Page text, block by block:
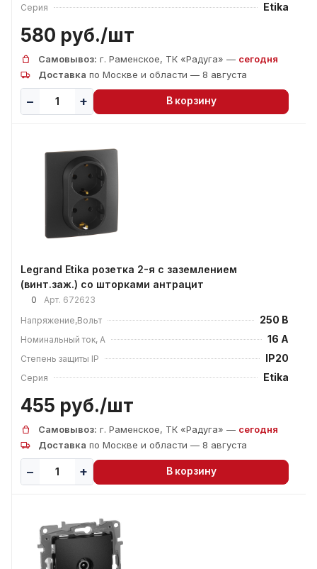
Серия Etika
580 руб./шт
Самовывоз: г. Раменское, ТК «Радуга» — сегодня
Доставка по Москве и области — 8 августа
В корзину
Legrand Etika розетка 2-я с заземлением
(винт.заж.) со шторками антрацит
0 Арт. 672623
Напряжение,Вольт
250 В
Номинальный ток, А 16 А
Степень защиты IP IP20
Серия Etika
455 руб./шт
Самовывоз: г. Раменское, ТК «Радуга» — сегодня
Доставка по Москве и области — 8 августа
В корзину